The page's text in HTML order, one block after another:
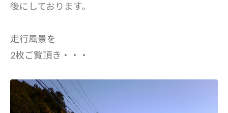
後にしております。
走行風景を
2枚ご覧頂き・・・